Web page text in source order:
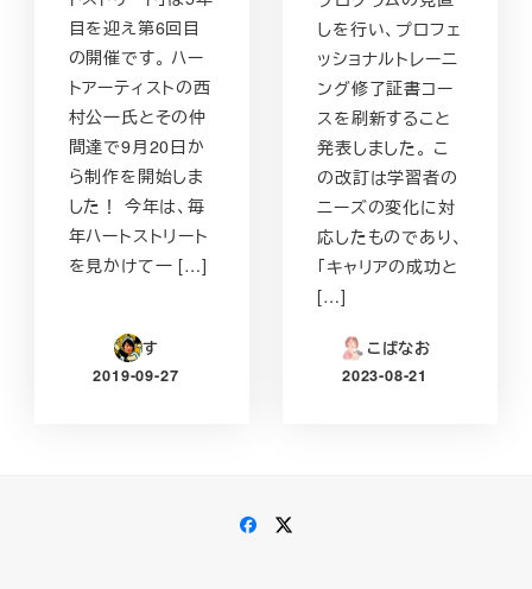
目を迎え第6回目
の開催です。 ハー
トアーティストの西
村公一氏とその仲
間達で9月20日か
ら制作を開始しま
した！ 今年は、毎
年ハートストリート
を見かけて一 […]
す
投稿日
2019-09-27
しを行い、プロフェ
ッショナルトレーニ
ング修了証書コー
スを刷新すること
発表しました。 こ
の改訂は学習者の
ニーズの変化に対
応したものであり、
「キャリアの成功と
[…]
こばなお
投稿日
2023-08-21
Facebook